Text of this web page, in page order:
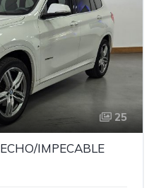
25
IMPECABLE